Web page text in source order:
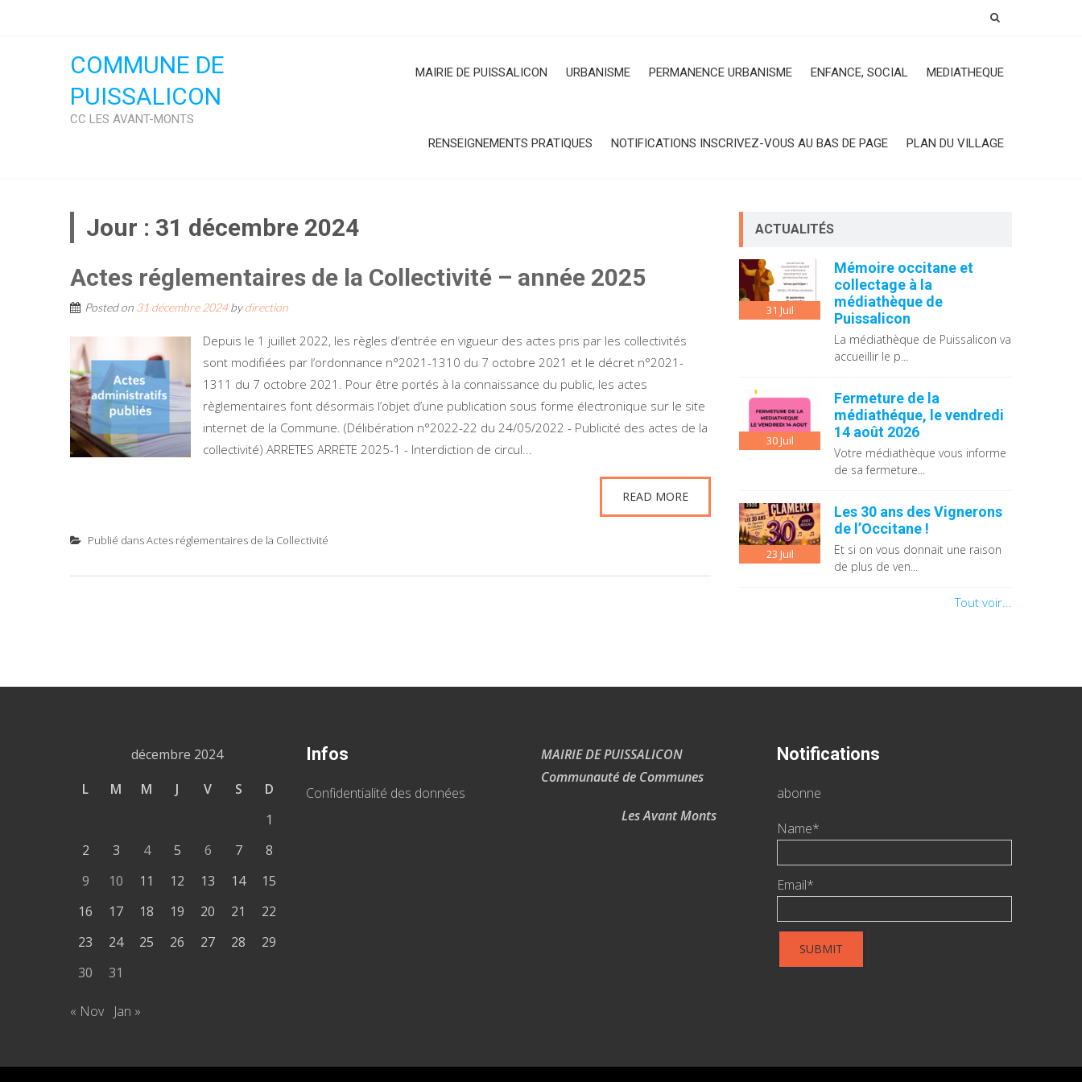
COMMUNE DE
PUISSALICON
CC LES AVANT-MONTS
MAIRIE DE PUISSALICON URBANISME PERMANENCE URBANISME ENFANCE, SOCIAL MEDIATHEQUE
RENSEIGNEMENTS PRATIQUES NOTIFICATIONS INSCRIVEZ-VOUS AU BAS DE PAGE PLAN DU VILLAGE
Jour : 31 décembre 2024
Actes réglementaires de la Collectivité – année 2025
Posted on 31 décembre 2024bydirection
Depuis le 1 juillet 2022, les règles d’entrée en vigueur des actes pris par les collectivités
sont modifiées par l’ordonnance n°2021-1310 du 7 octobre 2021 et le décret n°2021-
1311 du 7 octobre 2021. Pour être portés à la connaissance du public, les actes
règlementaires font désormais l’objet d’une publication sous forme électronique sur le site
internet de la Commune. (Délibération n°2022-22 du 24/05/2022 - Publicité des actes de la
collectivité) ARRETES ARRETE 2025-1 - Interdiction de circul...
READ MORE
Publié dansActes réglementaires de la Collectivité
ACTUALITÉS
31 Juil
Mémoire occitane et
collectage à la
médiathèque de
Puissalicon
La médiathèque de Puissalicon va
accueillir le p...
30Juil
Fermeture de la
médiathéque, le vendredi
14 août 2026
Votre médiathèque vous informe
de sa fermeture...
23 Juil
Les 30 ans des Vignerons
de l’Occitane !
Et si on vous donnait une raison
de plus de ven...
Tout voir...
décembre 2024
L
M M J V S
D
1
2
3 4 5 6 7
8
9
10 11 12 13 14
15
16
17 18 19 20 21
22
23
24 25 26 27 28
29
30
31
« Nov Jan »
Infos
Confidentialité des données
MAIRIE DE PUISSALICON
Communauté de Communes
Les Avant Monts
Notifications
abonne
Name*
Email*